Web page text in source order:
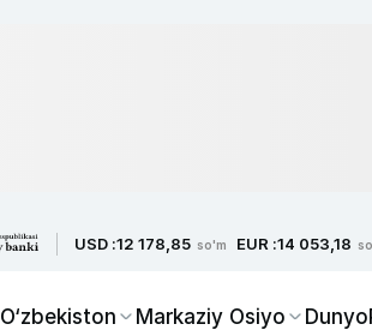
USD :12 178,85 so'm EUR :14 053,18
O‘zbekiston Markaziy Osiyo Dunyo